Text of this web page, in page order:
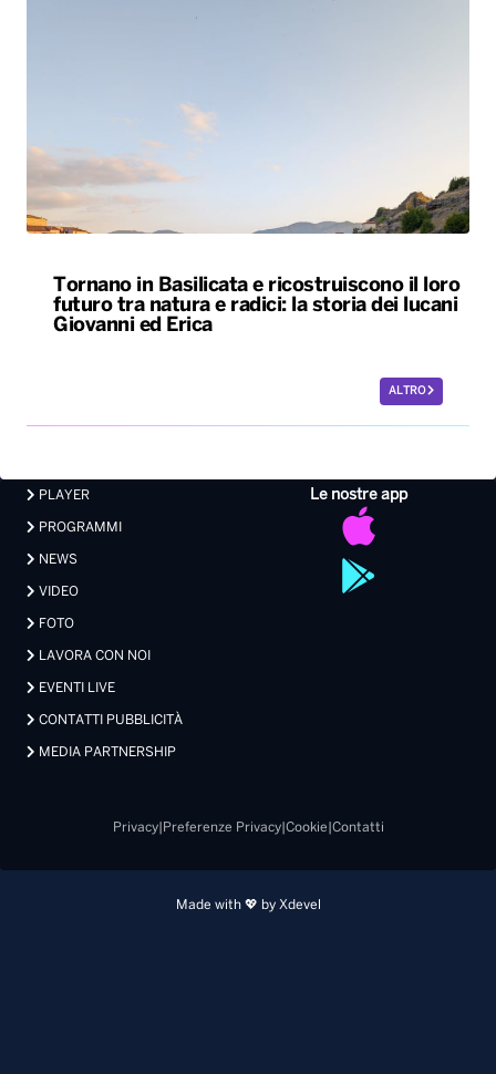
Tornano in Basilicata e ricostruiscono il loro
futuro tra natura e radici: la storia dei lucani
Giovanni ed Erica
ALTRO
Le nostre app
PLAYER
PROGRAMMI
NEWS
VIDEO
FOTO
LAVORA CON NOI
EVENTI LIVE
CONTATTI PUBBLICITÀ
MEDIA PARTNERSHIP
Privacy| Preferenze Privacy| Cookie Contatti
Made with 💖 by Xdevel